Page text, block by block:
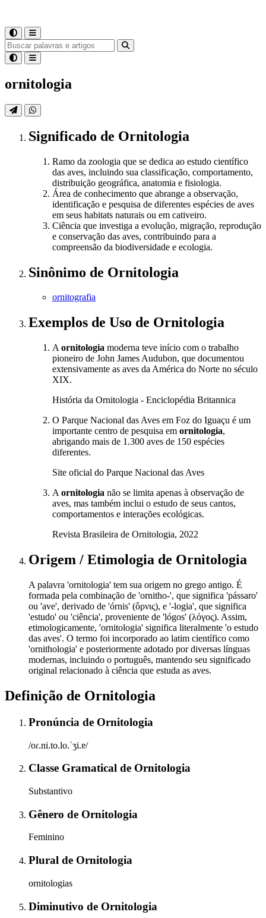
ornitologia
Significado de Ornitologia
Ramo da zoologia que se dedica ao estudo científico
das aves, incluindo sua classificação, comportamento,
distribuição geográfica, anatomia e fisiologia.
Área de conhecimento que abrange a observação,
identificação e pesquisa de diferentes espécies de aves
em seus habitats naturais ou em cativeiro.
Ciência que investiga a evolução, migração, reprodução
e conservação das aves, contribuindo para a
compreensão da biodiversidade e ecologia.
Sinônimo de Ornitologia
ornitografia
Exemplos de Uso de Ornitologia
A ornitologia moderna teve início com o trabalho
pioneiro de John James Audubon, que documentou
extensivamente as aves da América do Norte no século
XIX.
História da Ornitologia - Enciclopédia Britannica
O Parque Nacional das Aves em Foz do Iguaçu é um
importante centro de pesquisa em ornitologia,
abrigando mais de 1.300 aves de 150 espécies
diferentes.
Site oficial do Parque Nacional das Aves
A ornitologia não se limita apenas à observação de
aves, mas também inclui o estudo de seus cantos,
comportamentos e interações ecológicas.
Revista Brasileira de Ornitologia, 2022
Origem / Etimologia de Ornitologia
A palavra 'ornitologia' tem sua origem no grego antigo. É
formada pela combinação de 'ornitho-', que significa 'pássaro'
ou 'ave', derivado de 'órnis' (ὄρνις), e '-logia', que significa
'estudo' ou 'ciência', proveniente de 'lógos' (λόγος). Assim,
etimologicamente, 'ornitologia' significa literalmente 'o estudo
das aves'. O termo foi incorporado ao latim científico como
'ornithologia' e posteriormente adotado por diversas línguas
modernas, incluindo o português, mantendo seu significado
original relacionado à ciência que estuda as aves.
Definição de Ornitologia
Pronúncia de Ornitologia
/oɾ.ni.to.lo.ˈʒi.ɐ/
Classe Gramatical de Ornitologia
Substantivo
Gênero de Ornitologia
Feminino
Plural de Ornitologia
ornitologias
Diminutivo de Ornitologia